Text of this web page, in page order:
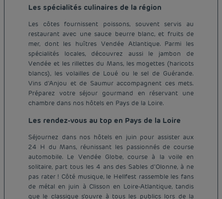
Les spécialités culinaires de la région
Les côtes fournissent poissons, souvent servis au
restaurant avec une sauce beurre blanc, et fruits de
mer, dont les huîtres Vendée Atlantique. Parmi les
spécialités locales, découvrez aussi le jambon de
Vendée et les rillettes du Mans, les mogettes (haricots
blancs), les volailles de Loué ou le sel de Guérande.
Vins d'Anjou et de Saumur accompagnent ces mets.
Préparez votre séjour gourmand en réservant une
chambre dans nos hôtels en Pays de la Loire.
Les rendez-vous au top en Pays de la Loire
Séjournez dans nos hôtels en juin pour assister aux
24 H du Mans, réunissant les passionnés de course
automobile. Le Vendée Globe, course à la voile en
solitaire, part tous les 4 ans des Sables d'Olonne, à ne
pas rater ! Côté musique, le Hellfest rassemble les fans
de métal en juin à Clisson en Loire-Atlantique, tandis
que le classique s'ouvre à tous les publics lors de la
Hôtel pas cher Paris